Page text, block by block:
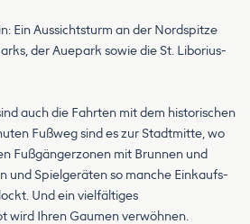
Ein Aussichtsturm an der Nordspitze
der Auepark sowie die St. Liborius-
auch die Fahrten mit dem historischen
Fußweg sind es zur Stadtmitte, wo
Fußgängerzonen mit Brunnen und
und Spielgeräten so manche Einkaufs-
Und ein vielfältiges
wird Ihren Gaumen verwöhnen.